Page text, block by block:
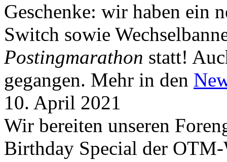
Geschenke: wir haben ein
Switch sowie
Postingmarathon statt!
gegangen. Mehr in den
10. April 2021
Wir bereiten unseren
Birthday Special der